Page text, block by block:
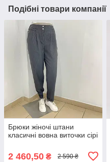
Подібні товари компанії
Брюки жіночі штани
класичні вовна виточки сірі
2 460,50 ₴ 2 590 ₴